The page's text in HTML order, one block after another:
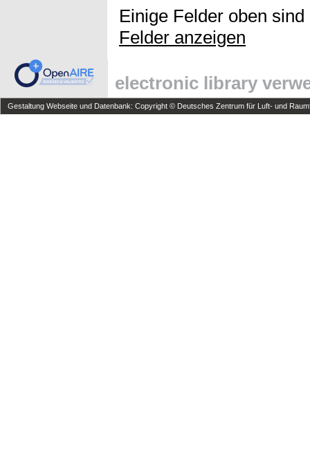
Einige Felder oben
Felder anzeigen
electronic library
Gestaltung Webseite und Datenbank: Copyright © Deutsches Zentrum für Luft- und